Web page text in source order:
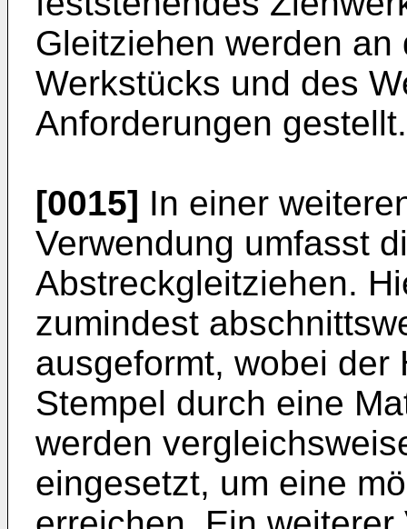
Gleitziehen werden
Werkstücks und des
Anforderungen gestellt.
[0015] In einer
Verwendung umfasst
Abstreckgleitziehen.
zumindest
ausgeformt, wobei der
Stempel durch eine
werden
eingesetzt, um eine